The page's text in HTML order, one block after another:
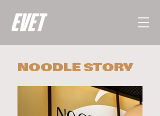
NOODLE STORY